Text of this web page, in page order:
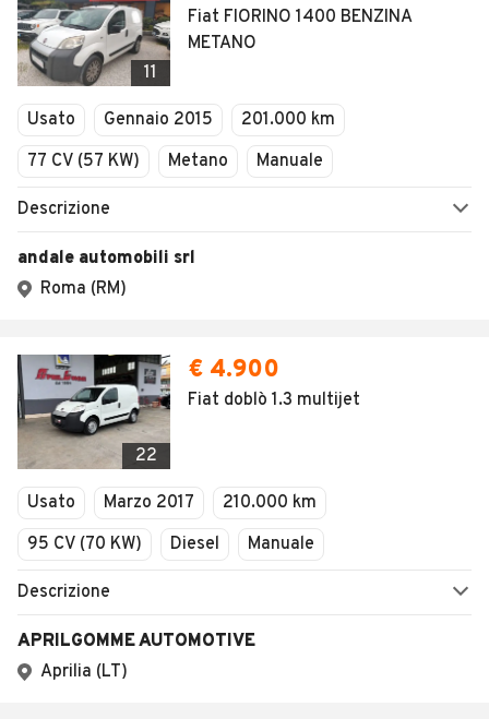
11
Fiat FIORINO 1400 BENZINA
METANO
Usato Gennaio 2015
201.000 km
77 CV (57 KW)
Metano Manuale
Descrizione
andale automobili srl
Roma (RM)
22
€ 4.900
Fiat doblò 1.3 multijet
Usato Marzo 2017
210.000 km
95 CV (70 KW)
Diesel Manuale
Descrizione
APRILGOMME AUTOMOTIVE
Aprilia (LT)